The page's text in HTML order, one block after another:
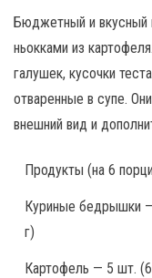
Бюджетный и вкусный
ньокками из
галушек, кусочки
отваренные в супе.
внешний вид и
Продукты (на 6
Куриные бедрышки
г)
Картофель — 5 шт.